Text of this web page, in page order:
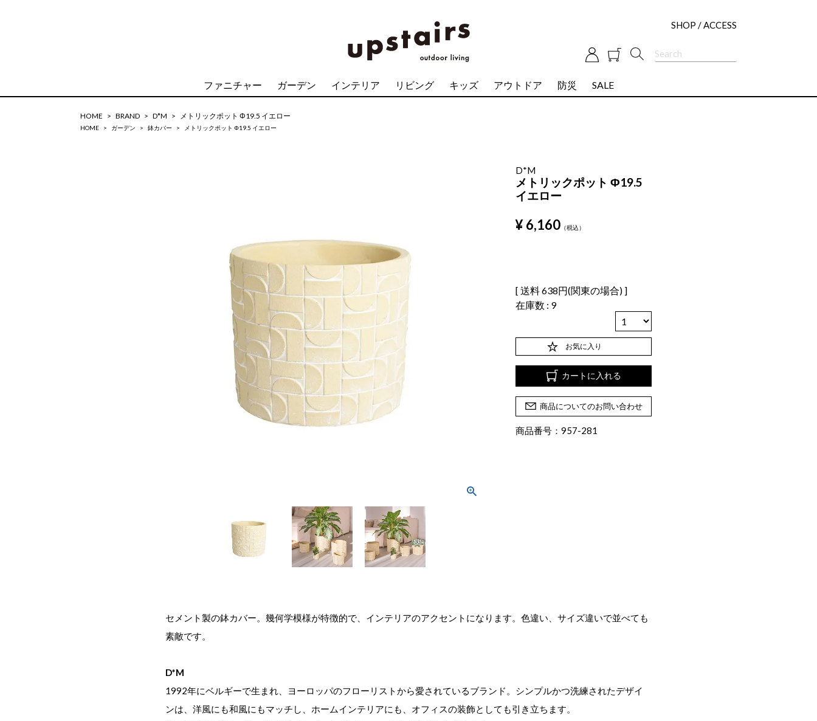
SHOP / ACCESS
ファニチャー ガーデン インテリア リビング キッズ アウトドア 防災 SALE
HOME BRAND D*M メトリックポット Φ19.5 イエロー
HOME ガーデン 鉢カバー メトリックポット Φ19.5 イエロー
D*M
メトリックポット Φ19.5
イエロー
¥6,160 税込
送料638円(関東の場合)
在庫数
9
お気に入り
カートに入れる
商品についてのお問い合わせ
商品番号：957-281
セメント製の鉢カバー。幾何学模様が特徴的で、インテリアのアクセントになります。色違い、サイズ違いで並べても
素敵です。
D*M
1992年にベルギーで生まれ、ヨーロッパのフローリストから愛されているブランド。シンプルかつ洗練されたデザイ
ンは、洋風にも和風にもマッチし、ホームインテリアにも、オフィスの装飾としても引き立ちます。